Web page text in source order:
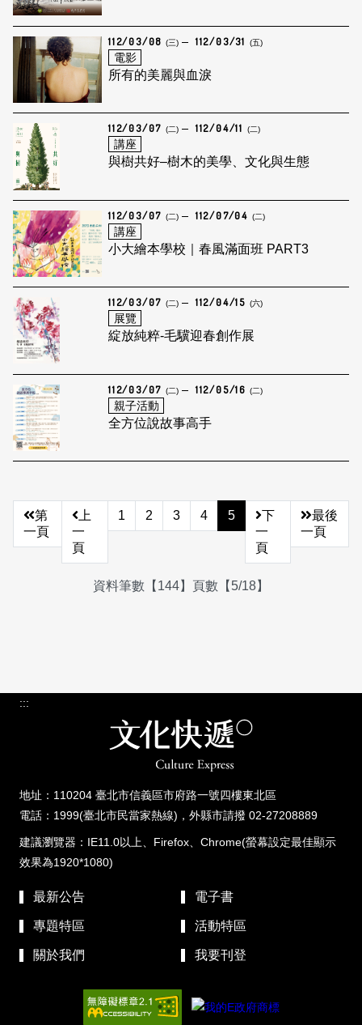
112/03/08 (三) 112/03/31 (五)
電影
所有的美麗與血淚
112/03/07 (二) 112/04/11 (二)
講座
與樹共好–樹木的美學、文化與生態
112/03/07 (二) 112/07/04 (二)
講座
小大繪本學校｜春風滿面班 PART3
112/03/07 (二) 112/04/15 (六)
展覽
綻放純粹-毛驥迎春創作展
112/03/07 (二) 112/05/16 (二)
親子活動
全方位說故事高手
第
一頁
上
一
頁
1 2 3 4 5
下
一
頁
最後
一頁
資料筆數【144】頁數【5/18】
:::
地址：110204 臺北市信義區市府路一號四樓東北區
電話：1999(臺北市民當家熱線)，外縣市請撥 02-27208889
建議瀏覽器：IE11.0以上、Firefox、Chrome(螢幕設定最佳顯示
效果為1920*1080)
最新公告 電子書
專題特區 活動特區
關於我們 我要刊登